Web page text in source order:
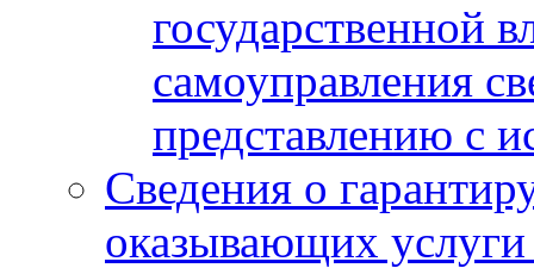
государственной
самоуправления
представлению с
Сведения о
оказывающих